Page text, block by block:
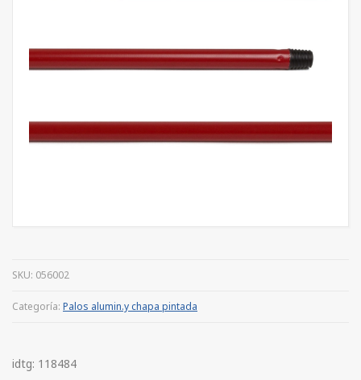
SKU: 056002
Categoría: Palos alumin.y chapa pintada
idtg: 118484